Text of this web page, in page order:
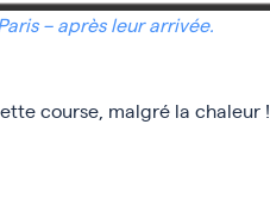
– après leur arrivée.
course, malgré la chaleur !